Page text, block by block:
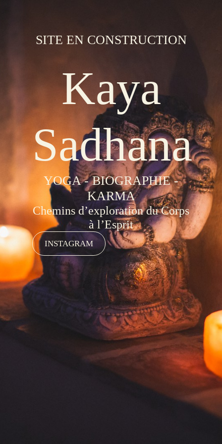
SITE EN CONSTRUCTION
Kaya
Sadhana
YOGA - BIOGRAPHIE -
KARMA
Chemins d’exploration du Corps
à l’Esprit
INSTAGRAM